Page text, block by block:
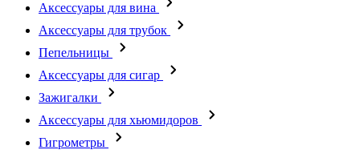
Аксессуары для вина
Аксессуары для трубок
Пепельницы
Аксессуары для сигар
Зажигалки
Аксессуары для хьюмидоров
Гигрометры